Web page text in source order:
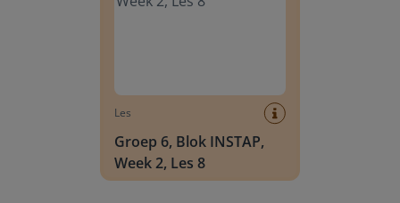
Les
Groep 6, Blok INSTAP,
Week 2, Les 8